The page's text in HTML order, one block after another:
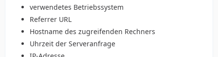
verwendetes Betriebssystem
Referrer URL
Hostname des zugreifenden Rechners
Uhrzeit der Serveranfrage